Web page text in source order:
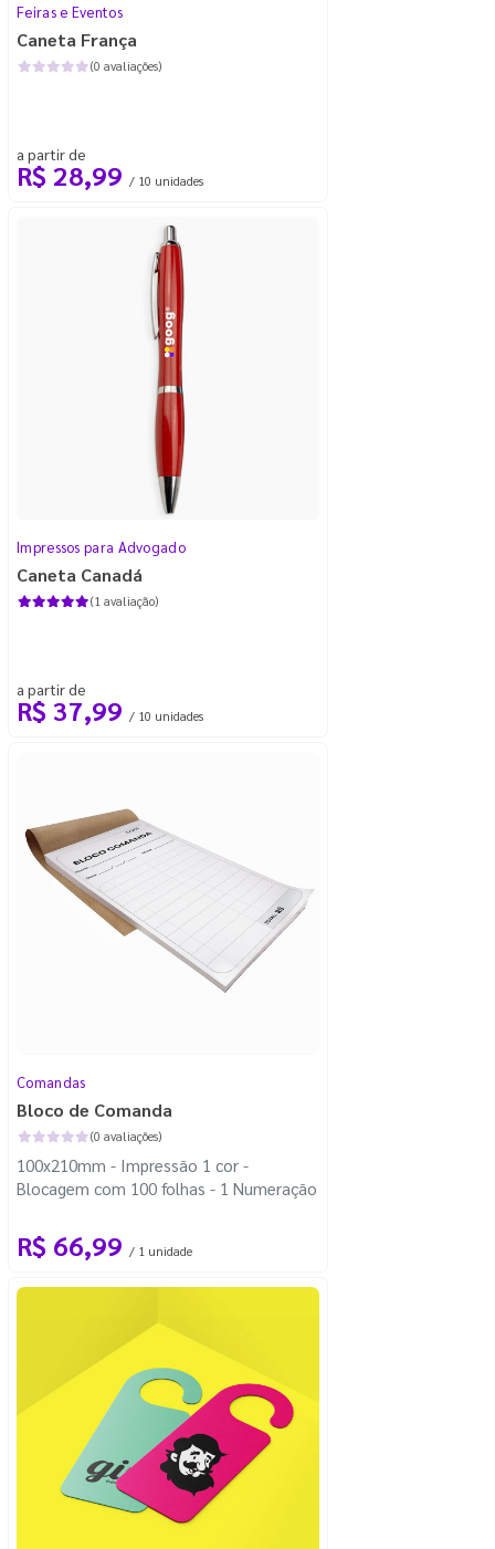
Feiras e Eventos
Caneta França
(0 avaliações)
a partir de
R$ 28,99 / 10 unidades
Impressos para Advogado
Caneta Canadá
(1 avaliação)
a partir de
R$ 37,99 / 10 unidades
Comandas
Bloco de Comanda
(0 avaliações)
100x210mm - Impressão 1 cor -
Blocagem com 100 folhas - 1 Numeração
R$ 66,99 / 1 unidade